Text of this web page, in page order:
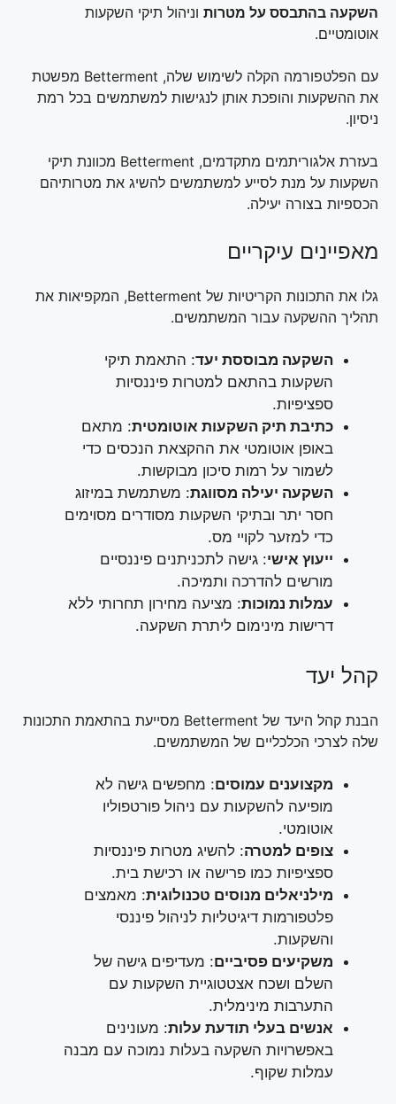
השקעה בהתבסס על מטרות וניהול תיקי השקעות
אוטומטיים.
עם הפלטפורמה הקלה לשימוש שלה, Betterment מפשטת
את ההשקעות והופכת אותן לנגישות למשתמשים בכל רמת
ניסיון.
בעזרת אלגוריתמים מתקדמים, Betterment מכוונת תיקי
השקעות על מנת לסייע למשתמשים להשיג את מטרותיהם
הכספיות בצורה יעילה.
מאפיינים עיקריים
גלו את התכונות הקריטיות של Betterment, המקפיאות את
תהליך ההשקעה עבור המשתמשים.
השקעה מבוססת יעד: התאמת תיקי
השקעות בהתאם למטרות פיננסיות
ספציפיות.
כתיבת תיק השקעות אוטומטית: מתאם
באופן אוטומטי את ההקצאת הנכסים כדי
לשמור על רמות סיכון מבוקשות.
השקעה יעילה מסווגת: משתמשת במיזוג
חסר יתר ובתיקי השקעות מסודרים מסוימים
כדי למזער לקויי מס.
ייעוץ אישי: גישה לתכניתנים פיננסיים
מורשים להדרכה ותמיכה.
עמלות נמוכות: מציעה מחירון תחרותי ללא
דרישות מינימום ליתרת השקעה.
קהל יעד
הבנת קהל היעד של Betterment מסייעת בהתאמת התכונות
שלה לצרכי הכלכליים של המשתמשים.
מקצוענים עמוסים: מחפשים גישה לא
מופיעה להשקעות עם ניהול פורטפוליו
אוטומטי.
צופים למטרה: להשיג מטרות פיננסיות
ספציפיות כמו פרישה או רכישת בית.
מילניאלים מנוסים טכנולוגית: מאמצים
פלטפורמות דיגיטליות לניהול פיננסי
והשקעות.
משקיעים פסיביים: מעדיפים גישה של
השלם ושכח אצטטוגיית השקעות עם
התערבות מינימלית.
אנשים בעלי תודעת עלות: מעונינים
באפשרויות השקעה בעלות נמוכה עם מבנה
עמלות שקוף.